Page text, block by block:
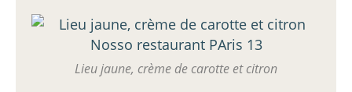
Lieu jaune, crème de carotte et citron